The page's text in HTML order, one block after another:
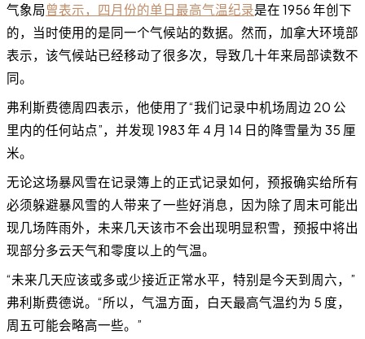
气象局曾表示，四月份的单日最高气温纪录是在 1956 年创下
的，当时使用的是同一个气候站的数据。然而，加拿大环境部
表示，该气候站已经移动了很多次，导致几十年来局部读数不
同。
弗利斯费德周四表示，他使用了“我们记录中机场周边 20 公
里内的任何站点”，并发现 1983 年 4 月 14 日的降雪量为 35 厘
米。
无论这场暴风雪在记录簿上的正式记录如何，预报确实给所有
必须躲避暴风雪的人带来了一些好消息，因为除了周末可能出
现几场阵雨外，未来几天该市不会出现明显积雪，预报中将出
现部分多云天气和零度以上的气温。
“未来几天应该或多或少接近正常水平，特别是今天到周六，”
弗利斯费德说。“所以，气温方面，白天最高气温约为 5 度，
周五可能会略高一些。”